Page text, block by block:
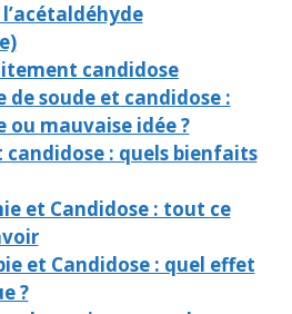
candidose
de soude et candidose :
ou mauvaise idée ?
candidose : quels bienfaits
et Candidose : tout ce
et Candidose : quel effet
?